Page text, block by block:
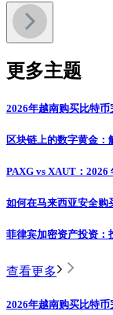
更多主题
2026年越南购买比特币
区块链上的数字黄金：
PAXG vs XAUT：
如何在马来西亚安全购
菲律宾加密资产投资：
查看更多
2026年越南购买比特币